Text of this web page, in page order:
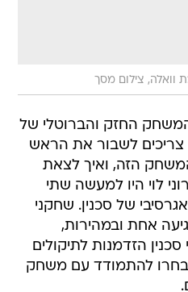
וואלה, צילום מסך
החזק והברוטלי של
צריכים לשבור את הראש
הזה, ואיך לצאת
לוי היו למעשה שתי
של סכנין. שחקני
אחת ובמהירות,
הזדמנות לתיקולים
בחרו להתמודד עם משחק